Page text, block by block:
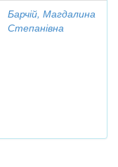
Барчій, Магдалина
Степанівна